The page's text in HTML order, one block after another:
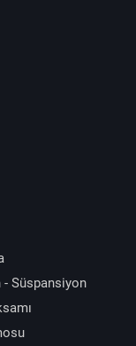
Süspansiyon